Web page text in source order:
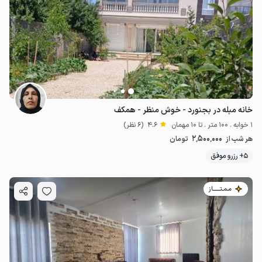
خانه مبله در بجنورد - خوش منظر - همکف
1 خوابه . 100 متر . تا 10 مهمان 4.6 (6 نظر)
هر شب از 2٬500٬000 تومان
5+ رزرو موفق
مـمـتــــــاز